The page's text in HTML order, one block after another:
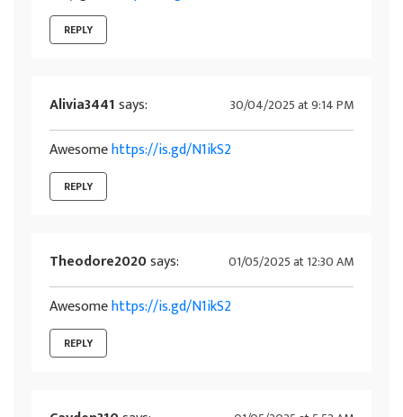
REPLY
Alivia3441says: 30/04/2025 at 9:14 PM
Awesomehttps://is.gd/N1ikS2
REPLY
Theodore2020says: 01/05/2025 at 12:30 AM
Awesomehttps://is.gd/N1ikS2
REPLY